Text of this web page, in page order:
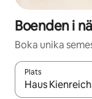
Boenden i
Boka unika
Plats
När resultaten